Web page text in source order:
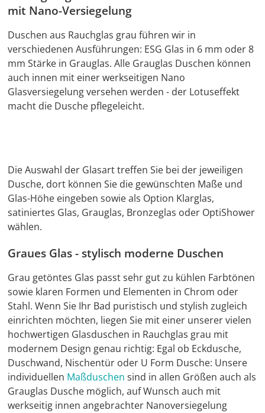
mit Nano-Versiegelung
Duschen aus Rauchglas grau führen wir in
verschiedenen Ausführungen: ESG Glas in 6 mm oder 8
mm Stärke in Grauglas. Alle Grauglas Duschen können
auch innen mit einer werkseitigen Nano
Glasversiegelung versehen werden - der Lotuseffekt
macht die Dusche pflegeleicht.
Die Auswahl der Glasart treffen Sie bei der jeweiligen
Dusche, dort können Sie die gewünschten Maße und
Glas-Höhe eingeben sowie als Option Klarglas,
satiniertes Glas, Grauglas, Bronzeglas oder OptiShower
wählen.
Graues Glas - stylisch moderne Duschen
Grau getöntes Glas passt sehr gut zu kühlen Farbtönen
sowie klaren Formen und Elementen in Chrom oder
Stahl. Wenn Sie Ihr Bad puristisch und stylish zugleich
einrichten möchten, liegen Sie mit einer unserer vielen
hochwertigen Glasduschen in Rauchglas grau mit
modernem Design genau richtig: Egal ob Eckdusche,
Duschwand, Nischentür oder U Form Dusche: Unsere
individuellen Maßduschen sind in allen Größen auch als
Grauglas Dusche möglich, auf Wunsch auch mit
werkseitig innen angebrachter Nanoversiegelung